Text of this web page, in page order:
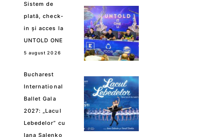
Sistem de
plată, check-
in și acces la
UNTOLD ONE
5 august 2026
Bucharest
International
Ballet Gala
2027: „Lacul
Lebedelor” cu
Iana Salenko